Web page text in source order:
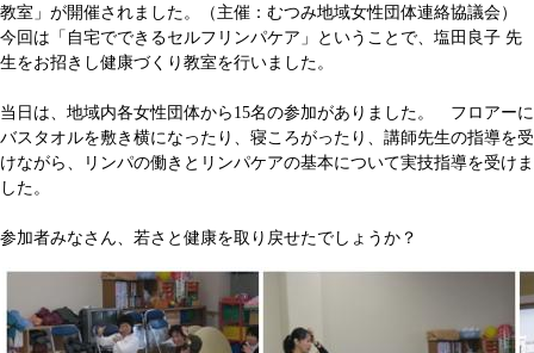
教室」が開催されました。（主催：むつみ地域女性団体連絡協議会）
今回は「自宅でできるセルフリンパケア」ということで、塩田良子 先
生をお招きし健康づくり教室を行いました。
当日は、地域内各女性団体から15名の参加がありました。 フロアーに
バスタオルを敷き横になったり、寝ころがったり、講師先生の指導を受
けながら、リンパの働きとリンパケアの基本について実技指導を受けま
した。
参加者みなさん、若さと健康を取り戻せたでしょうか？